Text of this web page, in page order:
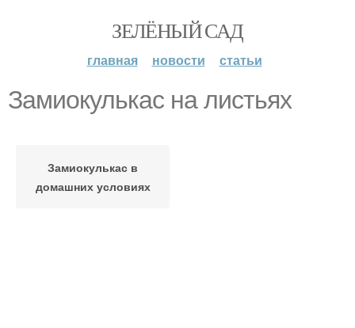
ЗЕЛЁНЫЙ САД
главная новости статьи
Замиокулькас на листьях
Замиокулькас в
домашних условиях